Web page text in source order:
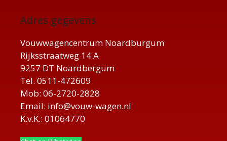
Adres gegevens
Vouwwagencentrum Noardburgum
Rijksstraatweg 14 A
9257 DT Noardbergum
Tel. 0511-472609
Mob: 06-2720-2828
Email: info@vouw-wagen.nl
K.v.K.: 01064770